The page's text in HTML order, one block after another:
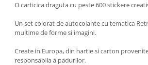
O carticica draguta cu peste 600 stickere
Un set colorat de autocolante cu tematica
multime de forme si imagini.
Create in Europa, din hartie si carton
responsabila a padurilor.